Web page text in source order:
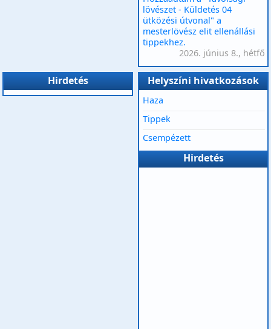
lövészet - Küldetés 04
ütközési útvonal" a
mesterlövész elit ellenállási
tippekhez.
2026. június 8., hétfő
Hirdetés Helyszíni hivatkozások
Haza
Tippek
Csempézett
Hirdetés